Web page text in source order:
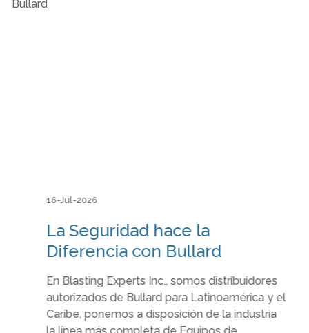
16-Jul-2026
La Seguridad hace la
Diferencia con Bullard
En Blasting Experts Inc., somos distribuidores
autorizados de Bullard para Latinoamérica y el
Caribe, ponemos a disposición de la industria